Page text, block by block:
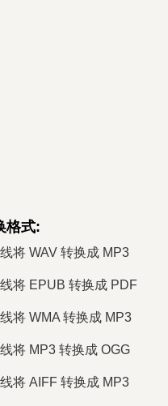
格式:
将 WAV 转换成 MP3
将 EPUB 转换成 PDF
将 WMA 转换成 MP3
将 MP3 转换成 OGG
将 AIFF 转换成 MP3